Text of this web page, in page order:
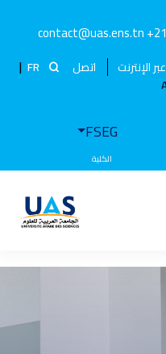
contact@uas.ens.tn
الإنترنت اتصل FR
|
FSEG